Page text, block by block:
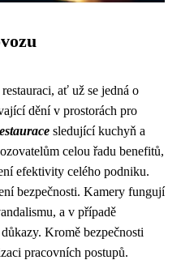
ať už se jedná o
dění v prostorách pro
sledující kuchyň a
celou řadu benefitů,
efektivity celého podniku.
bezpečnosti. Kamery fungují
a v případě
Kromě bezpečnosti
pracovních postupů.